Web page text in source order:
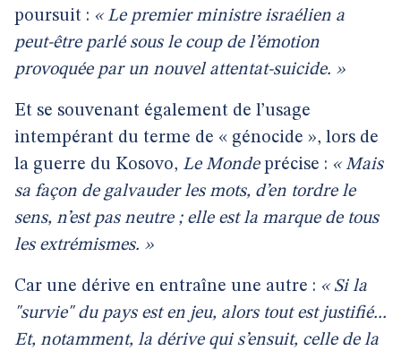
poursuit : « Le premier ministre israélien a
peut-être parlé sous le coup de l’émotion
provoquée par un nouvel attentat-suicide. »
Et se souvenant également de l’usage
intempérant du terme de « génocide », lors de
la guerre du Kosovo, Le Mondeprécise : « Mais
sa façon de galvauder les mots, d’en tordre le
sens, n’est pas neutre ; elle est la marque de tous
les extrémismes. »
Car une dérive en entraîne une autre : « Si la
"survie" du pays est en jeu, alors tout est justifié...
Et, notamment, la dérive qui s’ensuit, celle de la